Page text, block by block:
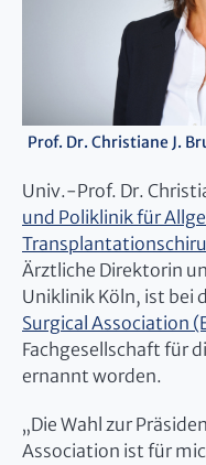
Prof. Dr. Christiane J.
Univ.-Prof. Dr.
und Poliklinik für
Ärztliche Direktorin
Uniklinik Köln, ist bei
Surgical Association
Fachgesellschaft für
ernannt worden.
„Die Wahl zur
Association ist für